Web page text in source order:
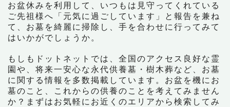
お盆休みを利用して、いつもは見守ってくれている
ご先祖様へ「元気に過ごしています」と報告を兼ね
て、お墓を綺麗に掃除し、手を合わせに行ってみて
はいかがでしょうか。
もしもドットネットでは、全国のアクセス良好な霊
園や、将来一安心な永代供養墓・樹木葬など、お墓
に関する情報を多数掲載しています。お盆を機にお
墓のこと、これからの供養のことを考えてみません
か？まずはお気軽にお近くのエリアから検索してみ